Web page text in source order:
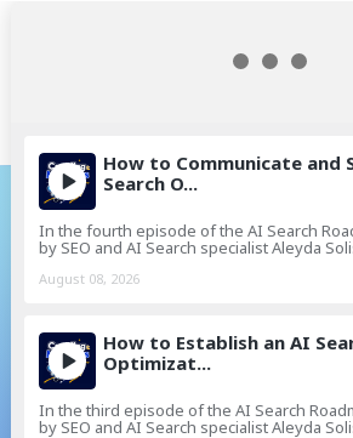
How to Communicate and
Search O...
In the fourth episode of the AI Search
by SEO and AI Search specialist Aleyda
August 08, 2026
How to Establish an AI
Optimizat...
In the third episode of the AI Search
by SEO and AI Search specialist Aleyda